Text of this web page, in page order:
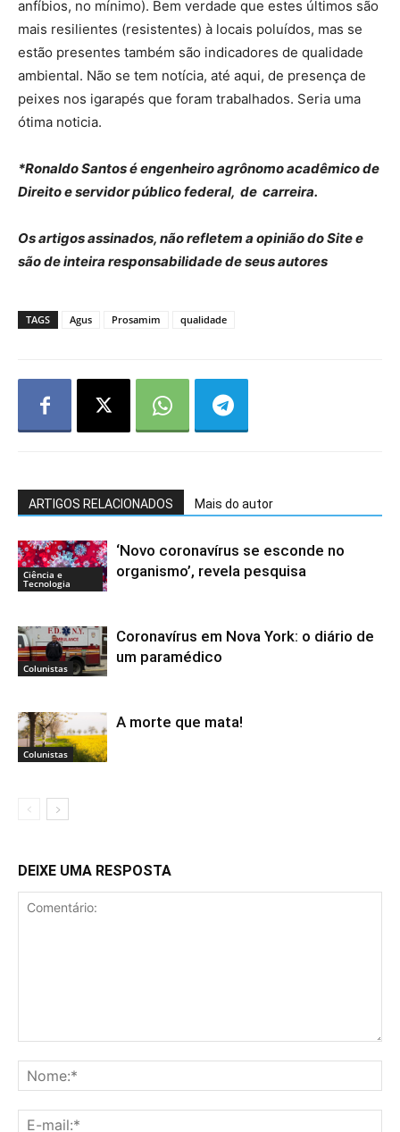
anfíbios, no mínimo). Bem verdade que estes últimos são
mais resilientes (resistentes) à locais poluídos, mas se
estão presentes também são indicadores de qualidade
ambiental. Não se tem notícia, até aqui, de presença de
peixes nos igarapés que foram trabalhados. Seria uma
ótima noticia.
*Ronaldo Santos é engenheiro agrônomo acadêmico de
Direito e servidor público federal, de carreira.
Os artigos assinados, não refletem a opinião do Site e
são de inteira responsabilidade de seus autores
TAGS Agus Prosamim qualidade
ARTIGOS RELACIONADOS Mais do autor
Ciência e
Tecnologia
‘Novo coronavírus se esconde no
organismo’, revela pesquisa
Colunistas
Coronavírus em Nova York: o diário de
um paramédico
Colunistas
A morte que mata!
DEIXE UMA RESPOSTA